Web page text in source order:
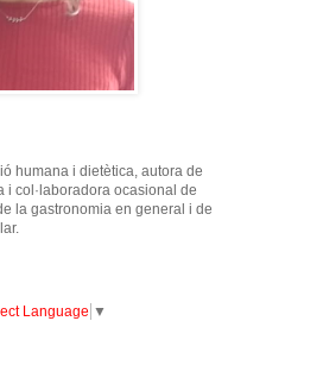
humana i dietètica, autora de
i col·laboradora ocasional de
la gastronomia en general i de
Language ▼